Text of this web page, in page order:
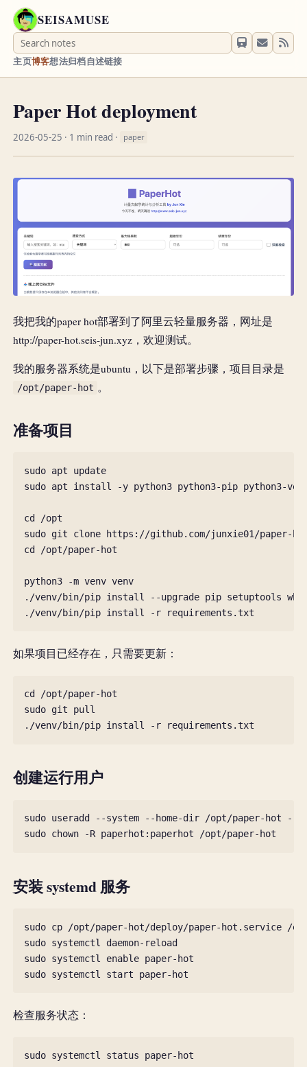
SEISAMUSE
主页博客想法归档自述链接
Paper Hot deployment
2026-05-25 · 1 min read · paper
我把我的paper hot部署到了阿里云轻量服务器，网址是
http://paper-hot.seis-jun.xyz，欢迎测试。
我的服务器系统是ubuntu，以下是部署步骤，项目目录是
/opt/paper-hot 。
准备项目
sudo apt
update
sudo apt install -y python3 python3-pip python3-
cd
/opt
sudo git
clone
cd
/opt/paper-hot
python3 -m venv venv
./venv/bin/pip install --upgrade pip setuptools
./venv/bin/pip install -r
如果项目已经存在，只需要更新：
cd
/opt/paper-hot
sudo git
pull
./venv/bin/pip install -r
创建运行用户
sudo useradd --system --home-dir /opt/paper-hot
--
sudo chown -R paperhot:paperhot
安装 systemd 服务
sudo cp /opt/paper-hot/deploy/paper-hot.service
/
sudo systemctl
daemon-reload
sudo systemctl enable paper-hot
sudo systemctl start
检查服务状态：
sudo systemctl status